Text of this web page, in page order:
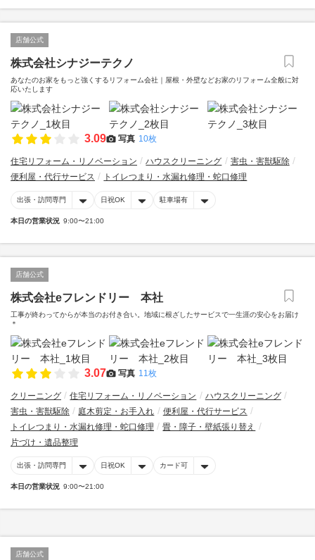
店舗公式
株式会社シナジーテクノ
あなたのお家をもっと強くするリフォーム会社｜屋根・外壁などお家のリフォーム全般に対
応いたします
3.09 写真 10枚
住宅リフォーム・リノベーション ハウスクリーニング
害虫・害獣駆除
便利屋・代行サービス
トイレつまり・水漏れ修理・蛇口修理
出張・訪問専門 日祝OK 駐車場有
本日の営業状況 9:00〜21:00
店舗公式
株式会社eフレンドリー 本社
工事が終わってからが本当のお付き合い。地域に根ざしたサービスで一生涯の安心をお届け
＊
3.07 写真 11枚
クリーニング 住宅リフォーム・リノベーション
ハウスクリーニング
害虫・害獣駆除
庭木剪定・お手入れ
便利屋・代行サービス
トイレつまり・水漏れ修理・蛇口修理
畳・障子・壁紙張り替え
片づけ・遺品整理
出張・訪問専門 日祝OK カード可
本日の営業状況 9:00〜21:00
店舗公式